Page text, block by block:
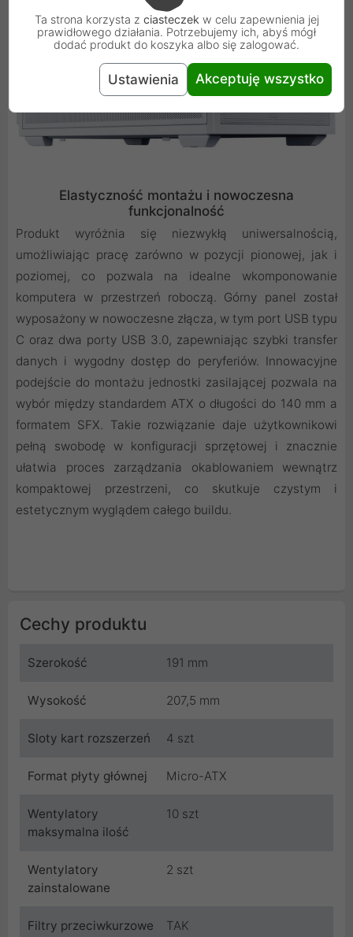
Elastyczność montażu i nowoczesna
funkcjonalność
Produkt wyróżnia się niezwykłą uniwersalnością,
umożliwiając pracę zarówno w pozycji pionowej, jak i
poziomej, co pozwala na idealne wkomponowanie
komputera w przestrzeń roboczą. Górny panel został
wyposażony w nowoczesne złącza, w tym port USB typu
C oraz dwa porty USB 3.0, zapewniając szybki transfer
danych i wygodny dostęp do peryferiów. Innowacyjne
podejście do montażu jednostki zasilającej pozwala na
wybór między standardem ATX o długości do 140 mm a
formatem SFX. Takie rozwiązanie daje użytkownikowi
pełną swobodę w konfiguracji sprzętowej i znacznie
ułatwia proces zarządzania okablowaniem wewnątrz
kompaktowej przestrzeni, co skutkuje czystym i
estetycznym wyglądem całego buildu.
Cechy produktu
Szerokość 191 mm
Wysokość 207,5 mm
Sloty kart rozszerzeń 4 szt
Format płyty głównej Micro-ATX
Wentylatory
maksymalna ilość
10 szt
Wentylatory
zainstalowane
2 szt
Filtry przeciwkurzowe TAK
Ta strona korzysta z ciasteczekw celu zapewnienia jej
prawidłowego działania. Potrzebujemy ich, abyś mógł
dodać produkt do koszyka albo się zalogować.
Ustawienia Akceptuję wszystko